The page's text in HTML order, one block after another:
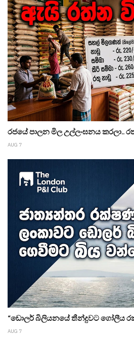
රජයේ පාලන මිල උල්ලංඝනය කරලා..
AUG 7
“ඩොලර් බිලියනයේ තීන්දුවට ගෝලීය
AUG 7